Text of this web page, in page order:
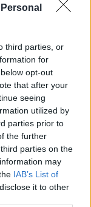
third parties, or
for
opt-out
that after your
seeing
utilized by
parties prior to
the further
parties on the
may
IAB’s List of
it to other
del